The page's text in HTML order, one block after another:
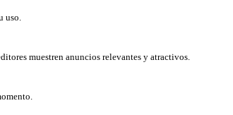
uso.
muestren anuncios relevantes y atractivos.